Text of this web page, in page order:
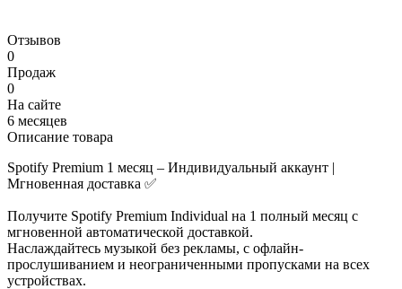
Отзывов
0
Продаж
0
На сайте
6 месяцев
Описание товара
Spotify Premium 1 месяц – Индивидуальный аккаунт |
Мгновенная доставка ✅
Получите Spotify Premium Individual на 1 полный месяц с
мгновенной автоматической доставкой.
Наслаждайтесь музыкой без рекламы, с офлайн-
прослушиванием и неограниченными пропусками на всех
устройствах.